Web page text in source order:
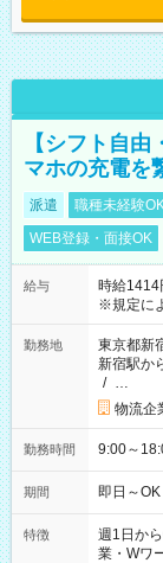
【シフト自
マホの充電を
派遣 職種未経験
WEB登録・面接OK
給与
時給
※規定に
勤務地
東京都新
新宿駅か
/ …
物流企
勤務時間 9:00～
期間 即日～
特徴 週1日か
業・Wワ